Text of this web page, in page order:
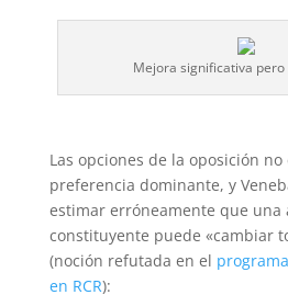
Mejora significativa
Las opciones de la oposición
preferencia dominante, y
estimar erróneamente que una
constituyente puede «cambiar
(noción refutada en el
en RCR):